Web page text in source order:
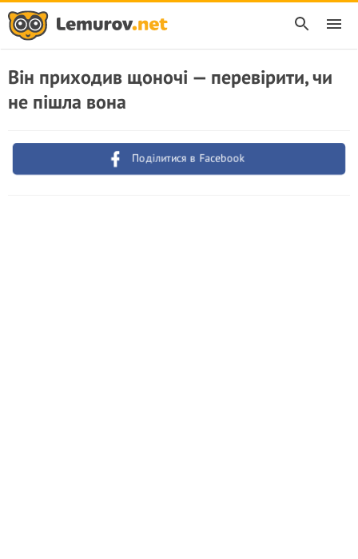
Він приходив щоночі — перевірити, чи
не пішла вона
Поділитися в Facebook